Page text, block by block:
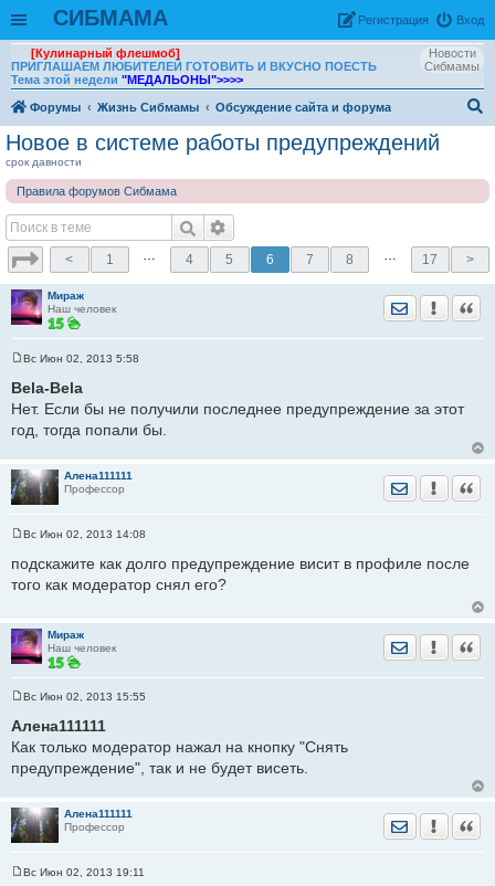
СИБМАМА Вход
Рeгиcтpaция
Новости
Сибмамы
[Кулинарный флешмоб]
ПРИГЛАШАЕМ ЛЮБИТЕЛЕЙ ГОТОВИТЬ И ВКУСНО ПОЕСТЬ
Тема этой недели "МЕДАЛЬОНЫ">>>>
Форумы Жизнь Сибмамы
Обсуждение сайта и форума
Новое в системе работы предупреждений
срок давности
Правила форумов Сибмама
< 1 … 4 5 6 7 8 … 17 >
Мираж
Наш человек
Отправить
о
б
е
и
е
Вс Июн 02, 2013 5:58
Bela-Bela
Нет. Если бы не получили последнее предупреждение за этот
год, тогда попали бы.
Алена111111
Профессор
Отправить
о
б
н
и
е
Вс Июн 02, 2013 14:08
подскажите как долго предупреждение висит в профиле после
того как модератор снял его?
Мираж
Наш человек
Отправить
о
б
е
и
е
Вс Июн 02, 2013 15:55
Алена111111
Как только модератор нажал на кнопку "Снять
предупреждение", так и не будет висеть.
Алена111111
Профессор
Отправить
Вс Июн 02, 2013 19:11